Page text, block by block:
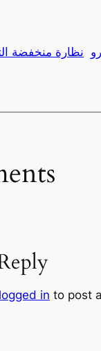
نظارة منخفضة
logged in to post